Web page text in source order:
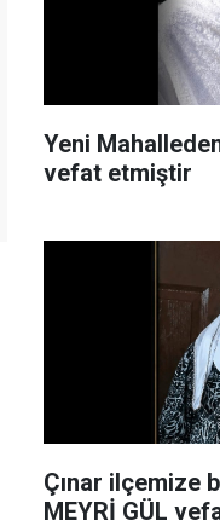
Yeni
vefat etmiştir
Çınar ilçemize
MEYRİ GÜL